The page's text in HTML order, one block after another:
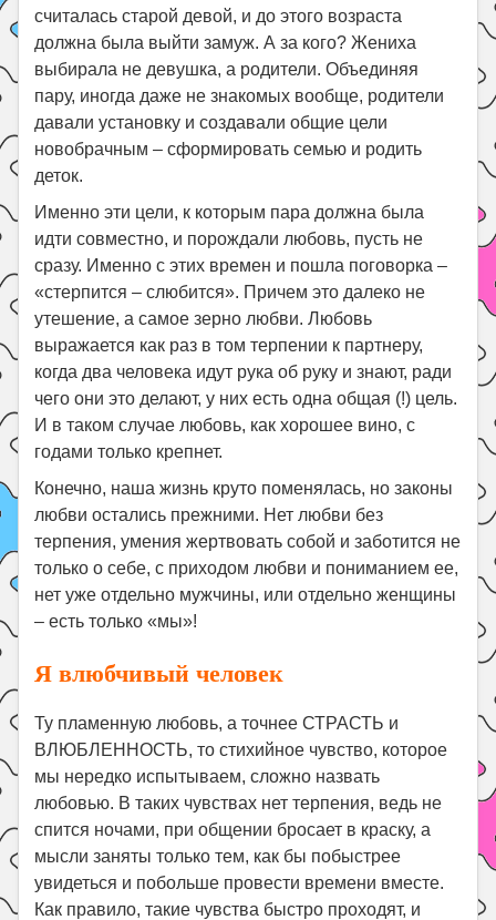
считалась старой девой, и до этого возраста
должна была выйти замуж. А за кого? Жениха
выбирала не девушка, а родители. Объединяя
пару, иногда даже не знакомых вообще, родители
давали установку и создавали общие цели
новобрачным – сформировать семью и родить
деток.
Именно эти цели, к которым пара должна была
идти совместно, и порождали любовь, пусть не
сразу. Именно с этих времен и пошла поговорка –
«стерпится – слюбится». Причем это далеко не
утешение, а самое зерно любви. Любовь
выражается как раз в том терпении к партнеру,
когда два человека идут рука об руку и знают, ради
чего они это делают, у них есть одна общая (!) цель.
И в таком случае любовь, как хорошее вино, с
годами только крепнет.
Конечно, наша жизнь круто поменялась, но законы
любви остались прежними. Нет любви без
терпения, умения жертвовать собой и заботится не
только о себе, с приходом любви и пониманием ее,
нет уже отдельно мужчины, или отдельно женщины
– есть только «мы»!
Я влюбчивый человек
Ту пламенную любовь, а точнее СТРАСТЬ и
ВЛЮБЛЕННОСТЬ, то стихийное чувство, которое
мы нередко испытываем, сложно назвать
любовью. В таких чувствах нет терпения, ведь не
спится ночами, при общении бросает в краску, а
мысли заняты только тем, как бы побыстрее
увидеться и побольше провести времени вместе.
Как правило, такие чувства быстро проходят, и